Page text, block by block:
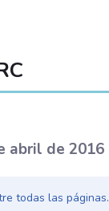
abril de 2016
todas las páginas.